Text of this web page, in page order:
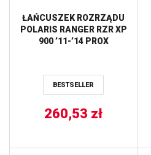
ŁAŃCUSZEK ROZRZĄDU
POLARIS RANGER RZR XP
900 ’11-’14 PROX
BESTSELLER
260,53 zł